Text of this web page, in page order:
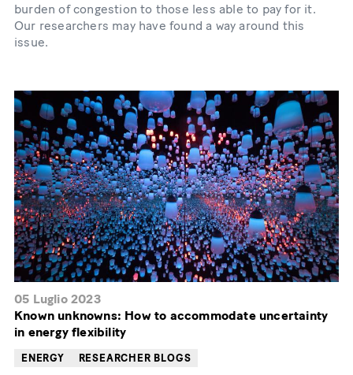
burden of congestion to those less able to pay for it.
Our researchers may have found a way around this
issue.
05 Luglio 2023
Known unknowns: How to accommodate uncertainty
in energy flexibility
ENERGY RESEARCHER BLOGS